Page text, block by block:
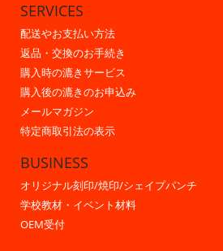
SERVICES
配送やお支払い方法
返品・交換のお手続き
購入時の漉きサービス
購入後の漉きのお申込み
メールマガジン
特定商取引法の表示
BUSINESS
オリジナル刻印/焼印/シェイプパンチ
学校教材・イベント材料
OEM受付